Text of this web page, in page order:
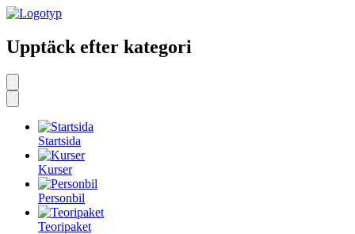
Upptäck efter kategori
Startsida
Kurser
Personbil
Teoripaket